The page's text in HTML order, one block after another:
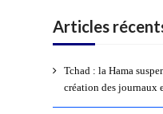
Articles
Tchad : la Hama
création des journaux